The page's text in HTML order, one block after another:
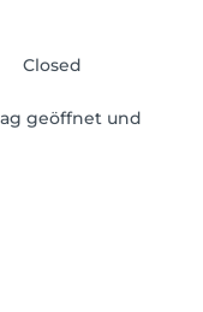
Closed
geöffnet und